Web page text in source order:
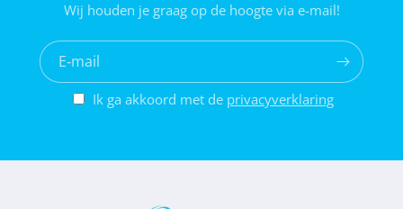
Wij houden je graag op de hoogte via e-mail!
E‑mail
Ik ga akkoord met de privacyverklaring